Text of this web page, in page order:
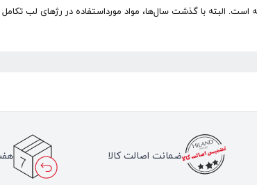
است. البته با گذشت سال‌ها، مواد مورداستفاده در رژهای لب
ضمانت اصالت کالا